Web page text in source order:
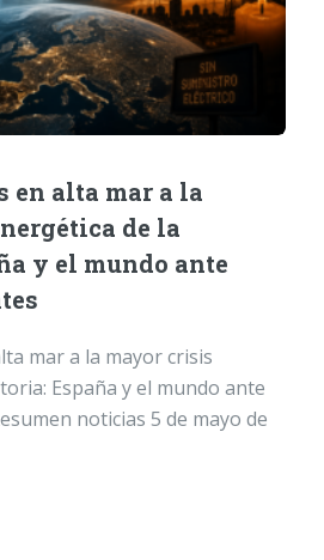
en alta mar a la
de la
y el mundo ante
mar a la mayor crisis
España y el mundo ante
noticias 5 de mayo de